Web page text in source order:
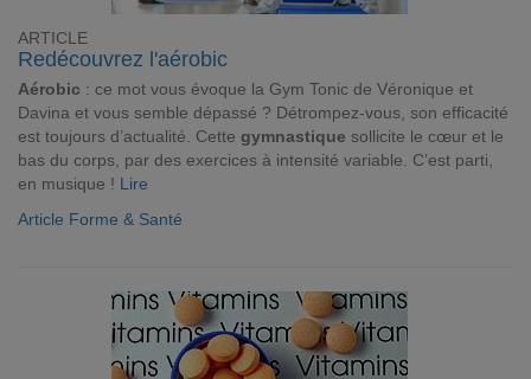
ARTICLE
Redécouvrez l'aérobic
Aérobic : ce mot vous évoque la Gym Tonic de Véronique et
Davina et vous semble dépassé ? Détrompez-vous, son efficacité
est toujours d’actualité. Cette gymnastique sollicite le cœur et le
bas du corps, par des exercices à intensité variable. C’est parti,
en musique ! Lire
Article Forme & Santé